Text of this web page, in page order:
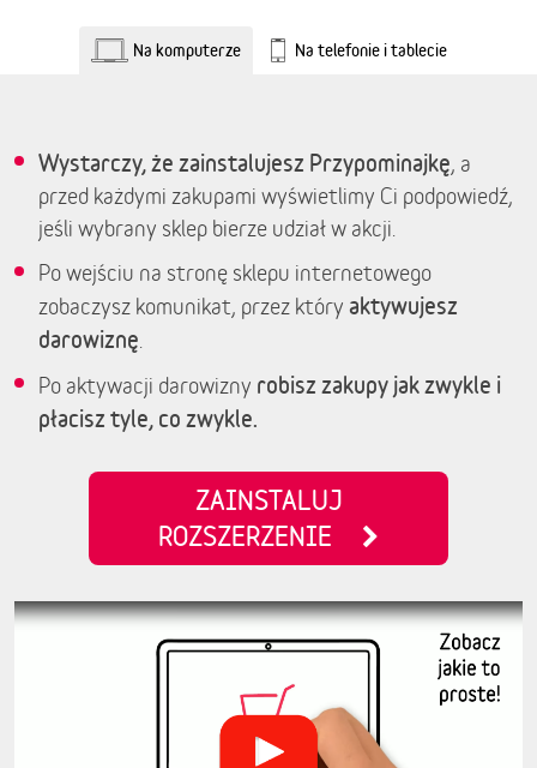
Na komputerze Na telefonie i tablecie
Wystarczy, że zainstalujesz Przypominajkę, a
przed każdymi zakupami wyświetlimy Ci podpowiedź,
jeśli wybrany sklep bierze udział w akcji.
Po wejściu na stronę sklepu internetowego
zobaczysz komunikat, przez który aktywujesz
darowiznę
Po aktywacji darowizny robisz zakupy jak zwykle i
płacisz tyle, co zwykle.
ZAINSTALUJ
ROZSZERZENIE